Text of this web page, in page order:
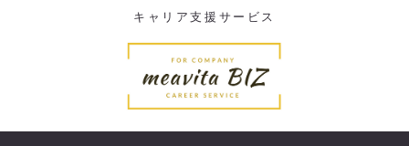
キャリア支援サービス